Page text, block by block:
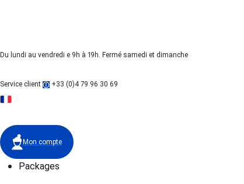
Du lundi au vendredi e 9h à 19h. Fermé samedi et dimanche
Service client +33 (0)4 79 96 30 69
Mon compte
Packages